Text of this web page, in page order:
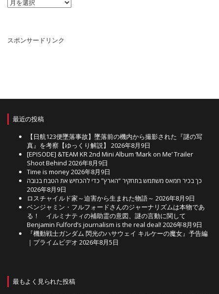
ー
ブ
スポンサードリンク
最近の投稿
【日航123便墜落事故】墜落前の機内から撮影された『謎の写
真』を考察【ゆっくり解説】
2026年8月9日
[EPISODE] &TEAM KR 2nd Mini Album ‘Mark on Me’ Trailer
Shoot Behind 2026年8月9日
Time is money2026年8月9日
כך בכיר חמאס משתמש בתחקיר “הארץ” כדי להכחיש את הטבח בנובה
2026年8月9日
ロスチャイルド家～迫害から生まれた物語～ 2026年8月9日
ベンジャミン・フルフォードさんのジャーナリズムは本物であ
る！ イルミナティの補助霊の意図、謎の言動に関して
Benjamin Fulford’s journalism is the real deal! 2026年8月9日
『機動戦士ガンダム 閃光のハサウェイ キルケーの魔女』予告編
｜プライムビデオ 2026年8月5日
最もよく見られた投稿